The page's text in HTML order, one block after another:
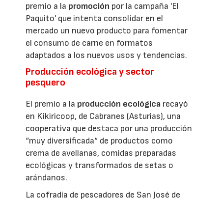
premio a la promoción por la campaña 'El
Paquito' que intenta consolidar en el
mercado un nuevo producto para fomentar
el consumo de carne en formatos
adaptados a los nuevos usos y tendencias.
Producción ecológica y sector
pesquero
El premio a la producción ecológica recayó
en Kikiricoop, de Cabranes (Asturias), una
cooperativa que destaca por una producción
“muy diversificada“ de productos como
crema de avellanas, comidas preparadas
ecológicas y transformados de setas o
arándanos.
La cofradía de pescadores de San José de